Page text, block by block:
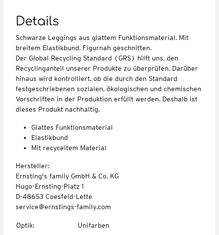
Details
Schwarze Leggings aus glattem Funktionsmaterial. Mit
breitem Elastikbund. Figurnah geschnitten.
Der Global Recycling Standard (GRS) hilft uns, den
Recyclinganteil unserer Produkte zu überprüfen. Darüber
hinaus wird kontrolliert, ob die durch den Standard
festgeschriebenen sozialen, ökologischen und chemischen
Vorschriften in der Produktion erfüllt werden. Deshalb ist
dieses Produkt nachhaltig.
Glattes Funktionsmaterial
Elastikbund
Mit recyceltem Material
Hersteller:
Ernsting's family GmbH & Co. KG
Hugo-Ernsting-Platz 1
D-48653 Coesfeld-Lette
service@ernstings-family.com
Optik: Unifarben